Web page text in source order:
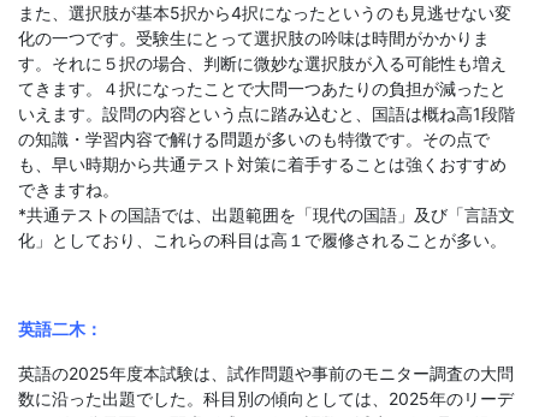
また、選択肢が基本5択から4択になったというのも見逃せない変
化の一つです。受験生にとって選択肢の吟味は時間がかかりま
す。それに５択の場合、判断に微妙な選択肢が入る可能性も増え
てきます。４択になったことで大問一つあたりの負担が減ったと
いえます。設問の内容という点に踏み込むと、国語は概ね高1段階
の知識・学習内容で解ける問題が多いのも特徴です。その点で
も、早い時期から共通テスト対策に着手することは強くおすすめ
できますね。
*共通テストの国語では、出題範囲を「現代の国語」及び「言語文
化」としており、これらの科目は高１で履修されることが多い。
英語二木：
英語の2025年度本試験は、試作問題や事前のモニター調査の大問
数に沿った出題でした。科目別の傾向としては、2025年のリーデ